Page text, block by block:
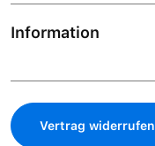
Information
Vertrag widerrufen